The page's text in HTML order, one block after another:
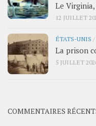
Le
12 JUILLET
ÉTATS-UNIS /
La prison
5 JUILLET
COMMENTAIRES